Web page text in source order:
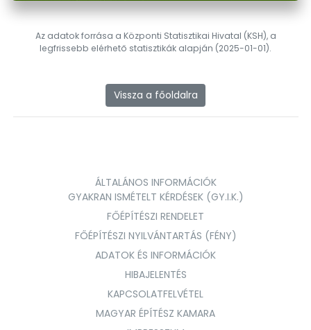
Az adatok forrása a Központi Statisztikai Hivatal (KSH), a
legfrissebb elérhető statisztikák alapján (2025-01-01).
Vissza a főoldalra
ÁLTALÁNOS INFORMÁCIÓK
GYAKRAN ISMÉTELT KÉRDÉSEK (GY.I.K.)
FŐÉPÍTÉSZI RENDELET
FŐÉPÍTÉSZI NYILVÁNTARTÁS (FÉNY)
ADATOK ÉS INFORMÁCIÓK
HIBAJELENTÉS
KAPCSOLATFELVÉTEL
MAGYAR ÉPÍTÉSZ KAMARA